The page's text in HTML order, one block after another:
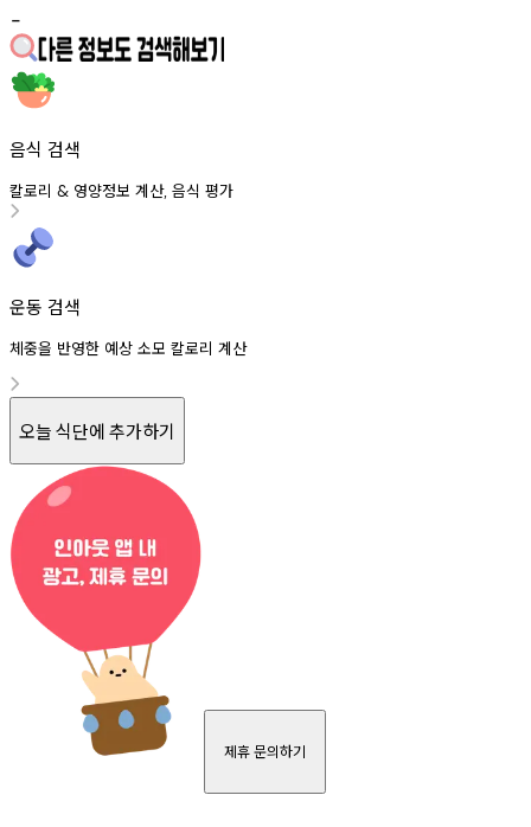
-
음식 검색
칼로리 & 영양정보 계산, 음식 평가
운동 검색
체중을 반영한 예상 소모 칼로리 계산
오늘 식단에 추가하기
제휴 문의하기